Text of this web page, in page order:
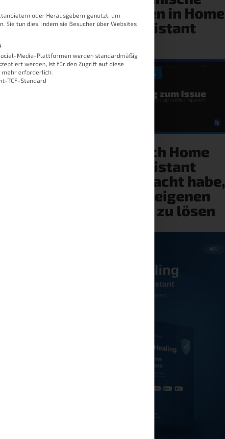
dazu dienen,
an grüner
in Anbetracht
Systeme
sowie
und sogar
den Akkustand
die Wallbox
Natürlich
bleibt
Schulden in Home
Assistant
Wie ich Home
Assistant
beigebracht habe,
seine eigenen
Fehler zu lösen
oder Herausgebern genutzt, um
Sie tun dies, indem sie Besucher über Websites
Media-Plattformen werden standardmäßig
werden, ist für den Zugriff auf diese
erforderlich.
TCF-Standard